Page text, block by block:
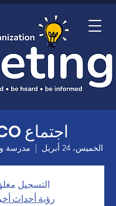
اجتماع PTCO
الخميس، 24 أبريل
  |
مدرسة
التسجيل
رؤية أحداث